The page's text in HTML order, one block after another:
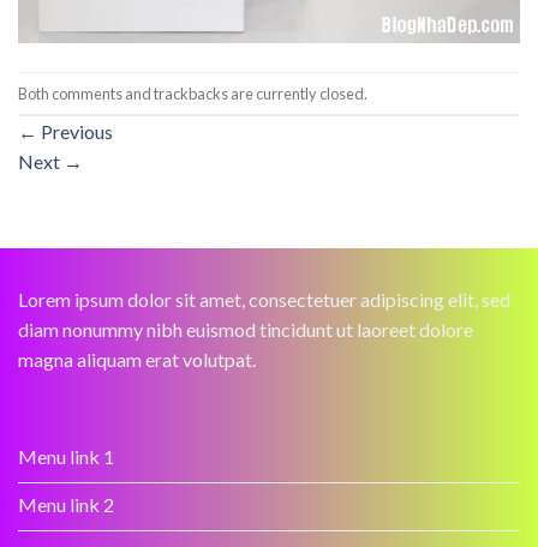
Both comments and trackbacks are currently closed.
← Previous
Next →
Lorem ipsum dolor sit amet, consectetuer adipiscing elit, sed
diam nonummy nibh euismod tincidunt ut laoreet dolore
magna aliquam erat volutpat.
Menu link 1
Menu link 2